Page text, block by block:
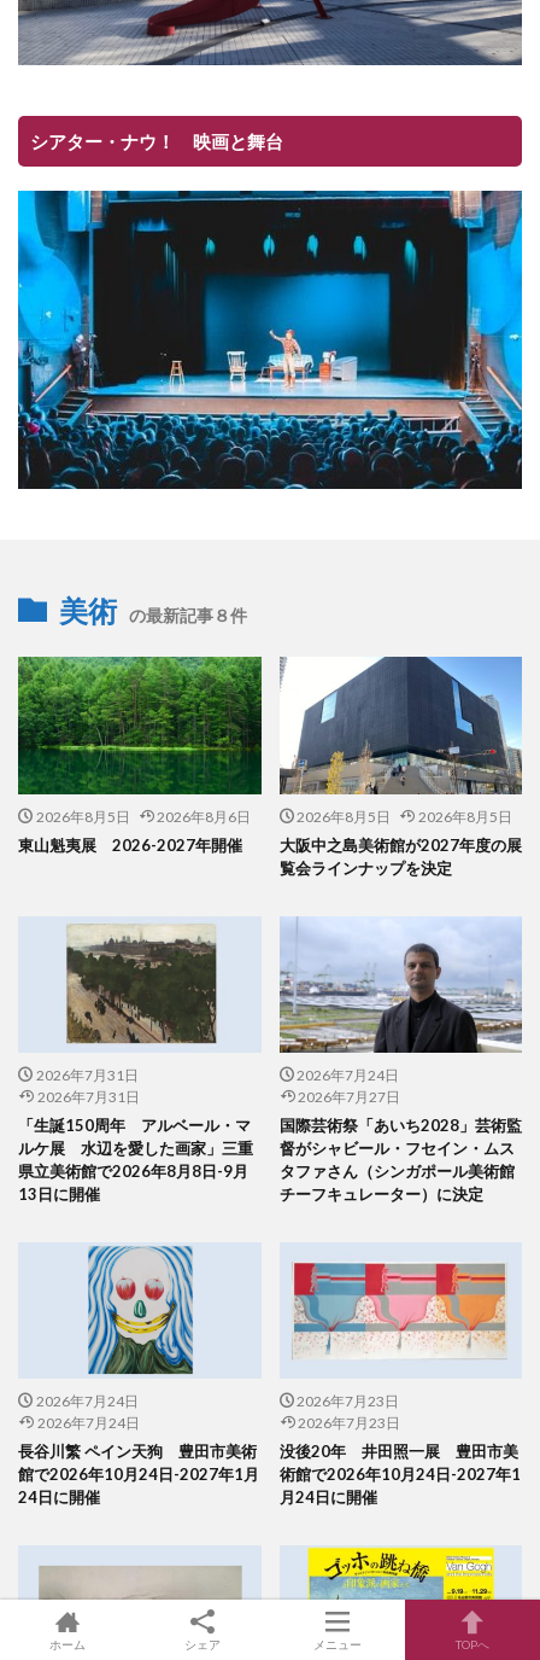
シアター・ナウ！ 映画と舞台
美術 の最新記事８件
2026年8月5日 2026年8月6日
東山魁夷展 2026-2027年開催
2026年8月5日 2026年8月5日
大阪中之島美術館が2027年度の展
覧会ラインナップを決定
2026年7月31日
2026年7月31日
「生誕150周年 アルベール・マ
ルケ展 水辺を愛した画家」三重
県立美術館で2026年8月8日-9月
13日に開催
2026年7月24日
2026年7月27日
国際芸術祭「あいち2028」芸術監
督がシャビール・フセイン・ムス
タファさん（シンガポール美術館
チーフキュレーター）に決定
2026年7月24日
2026年7月24日
長谷川繁 ペイン天狗 豊田市美術
館で2026年10月24日-2027年1月
24日に開催
2026年7月23日
2026年7月23日
没後20年 井田照一展 豊田市美
術館で2026年10月24日-2027年1
月24日に開催
ホーム シェア メニュー TOPへ